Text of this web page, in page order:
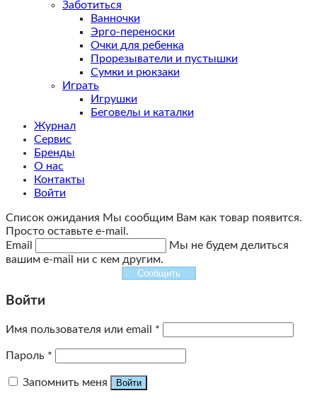
Заботиться
Ванночки
Эрго-переноски
Очки для ребенка
Прорезыватели и пустышки
Сумки и рюкзаки
Играть
Игрушки
Беговелы и каталки
Журнал
Сервис
Бренды
О нас
Контакты
Войти
Список ожидания Мы сообщим Вам как товар появится.
Просто оставьте e-mail.
Email
Мы не будем делиться
вашим e-mail ни с кем другим.
Сообщить
Войти
Имя пользователя или email *
Пароль *
Запомнить меня Войти